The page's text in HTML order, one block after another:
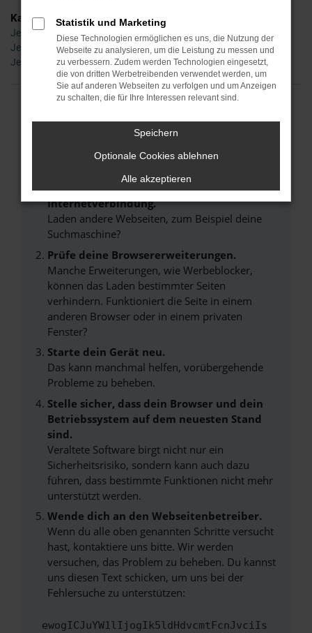
Kategorie
Jeep Neuwagen Coburg
Jeep Gebrauchtwagen Coburg
Jeep Tageszulassung Coburg
FEHLER: NETWORK ERROR
Hier sind ein paar Tipps, die dir helfen können:
Überprüfe deine Firewall und deine
Internetverbindung.
Laden andere Webseiten, zum Beispiel deine
Suchmaschine?
Prüfe deine Browsererweiterungen.
Manche Erweiterungen, wie Werbeblocker,
können das Laden bestimmter Seiten
verhindern. Funktioniert die Seite in einem
anderen Browser oder in einem privaten
Fenster?
Starte dein Gerät neu.
Das kann manchmal helfen, vorübergehende
Probleme zu beheben.
Stelle sicher, dass dein Browser und dein
Betriebssystem auf dem neuesten Stand
sind.
Veraltete Software birgt nicht nur ein
Sicherheitsrisiko, sondern kann auch dazu
führen, dass bestimmte Funktionen nicht mehr
unterstützt werden.
Wende dich an den Webseitenbetreiber.
Wenn du alle oben genannten Schritte versucht
hast, kontaktiere uns bitte. Wir werden
versuchen, das Problem zu beheben. Du kannst
uns diesen Text schicken, um uns bei der
Fehlersuche zu unterstützen:
ewogICJuYW1lIjogIk5ldHdvcmtFcnJvciIs
Statistik und Marketing
Diese Technologien ermöglichen es uns, die Nutzung der
Webseite zu analysieren, um die Leistung zu messen und
zu verbessern. Zudem werden Technologien eingesetzt,
die von dritten Werbetreibenden verwendet werden, um
Sie auf anderen Webseiten zu verfolgen und um Anzeigen
zu schalten, die für Ihre Interessen relevant sind.
Speichern
Optionale Cookies ablehnen
Alle akzeptieren